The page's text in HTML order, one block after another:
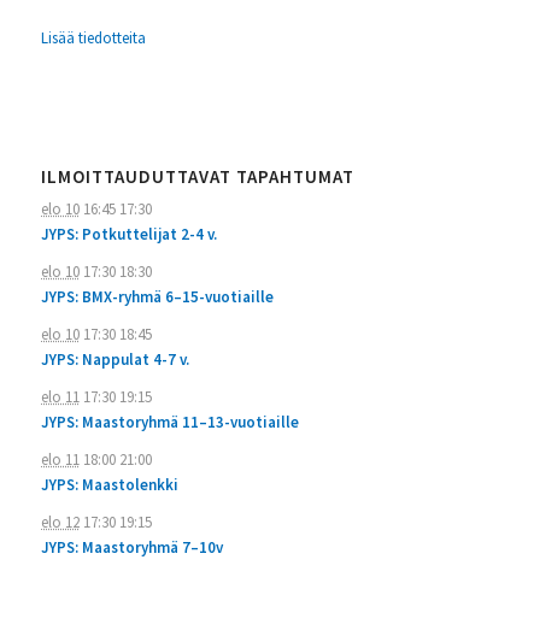
Lisää tiedotteita
ILMOITTAUDUTTAVAT TAPAHTUMAT
elo 1016:45 17:30
JYPS: Potkuttelijat 2-4 v.
elo 1017:30 18:30
JYPS: BMX-ryhmä 6–15-vuotiaille
elo 1017:30 18:45
JYPS: Nappulat 4-7 v.
elo 1117:30 19:15
JYPS: Maastoryhmä 11–13-vuotiaille
elo 1118:00 21:00
JYPS: Maastolenkki
elo 1217:30 19:15
JYPS: Maastoryhmä 7–10v